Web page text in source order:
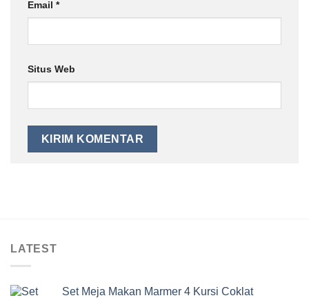
Email *
Situs Web
LATEST
Set Meja Makan Marmer 4 Kursi Coklat